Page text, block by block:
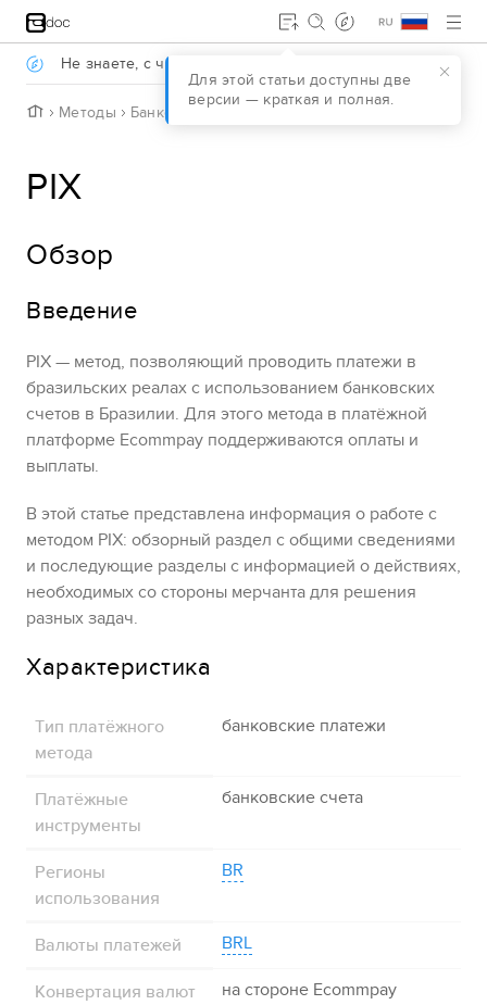
Jump to main content
Для этой статьи доступны две
версии — краткая и полная.
. Не знаете, с чего начать?
H
Методы Банковские платежи
PIX
Обзор
Введение
PIX — метод, позволяющий проводить платежи в
бразильских реалах с использованием банковских
счетов в Бразилии. Для этого метода в платёжной
платформе Ecommpay поддерживаются оплаты и
выплаты.
В этой статье представлена информация о работе с
методом PIX: обзорный раздел с общими сведениями
и последующие разделы с информацией о действиях,
необходимых со стороны мерчанта для решения
разных задач.
Характеристика
Тип платёжного
метода
банковские платежи
Платёжные
инструменты
банковские счета
Регионы
использования
BR
Валюты платежей BRL
Конвертация валют на стороне Ecommpay